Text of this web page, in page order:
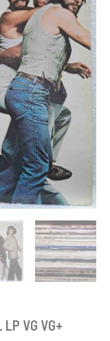
VG VG+